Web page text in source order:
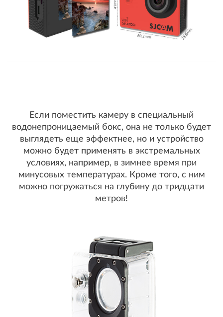
Если поместить камеру в специальный
водонепроницаемый бокс, она не только будет
выглядеть еще эффектнее, но и устройство
можно будет применять в экстремальных
условиях, например, в зимнее время при
минусовых температурах. Кроме того, с ним
можно погружаться на глубину до тридцати
метров!